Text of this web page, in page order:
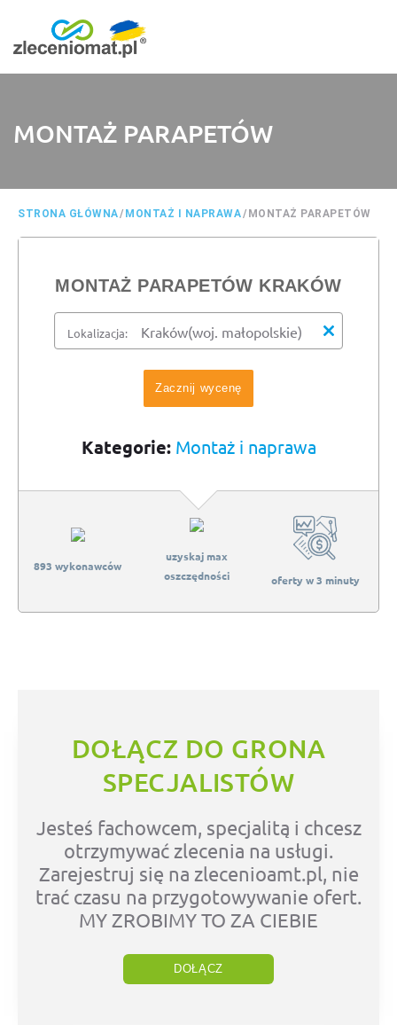
MONTAŻ PARAPETÓW
STRONA GŁÓWNA/ MONTAŻ I NAPRAWA/ MONTAŻ PARAPETÓW
MONTAŻ PARAPETÓW KRAKÓW
Lokalizacja:
Zacznij wycenę
Kategorie: Montaż i naprawa
893 wykonawców
uzyskaj max
oszczędności
oferty w 3 minuty
DOŁĄCZ DO GRONA
SPECJALISTÓW
Jesteś fachowcem, specjalitą i chcesz
otrzymywać zlecenia na usługi.
Zarejestruj się na zlecenioamt.pl, nie
trać czasu na przygotowywanie ofert.
MY ZROBIMY TO ZA CIEBIE
DOŁĄCZ